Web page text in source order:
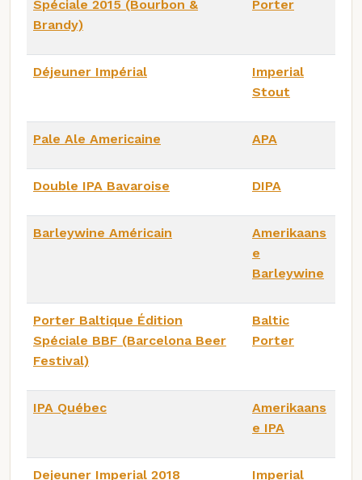
Spéciale 2015 (Bourbon &
Brandy)
Porter
Déjeuner Impérial
Imperial
Stout
Pale Ale Americaine APA
Double IPA Bavaroise DIPA
Barleywine Américain
Amerikaans
e
Barleywine
Porter Baltique Édition
Spéciale BBF (Barcelona Beer
Festival)
Baltic
Porter
IPA Québec
Amerikaans
e IPA
Dejeuner Imperial 2018
Imperial